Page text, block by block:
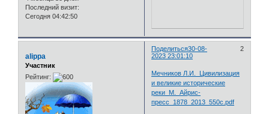
Последний визит:
Сегодня 04:42:50
Поделиться 2
30-08-
2023 23:01:10
alippa
Участник
Рейтинг:
Мечников Л.И._Цивилизация
и великие исторические
реки_М._Айрис-
пресс_1878_2013_550с.pdf